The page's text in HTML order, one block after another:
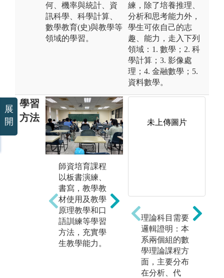
何、機率與統計、資
訊科學、科學計算、
數學教育(史)與教學等
領域的學習。
練，除了培養推理、
分析和思考能力外，
學生可依自己的志
趣、能力，走入下列
領域：1. 數學；2. 科
學計算；3. 影像處
理；4. 金融數學；5.
資料數學。
學習
方法
師資培育課程
以板書演練、
書寫，教學教
材使用及教學
原理教學和口
語訓練等學習
方法，充實學
生教學能力。
納和溯因。
給定前提、結
論和規則，而
前提導致結
論，運用所學
知識，有邏
輯、調理的得
到演繹用來決
未上傳圖片
理論科目需要
邏輯證明：本
系兩個組的數
學理論課程方
面，主要分布
在分析、代
展
開